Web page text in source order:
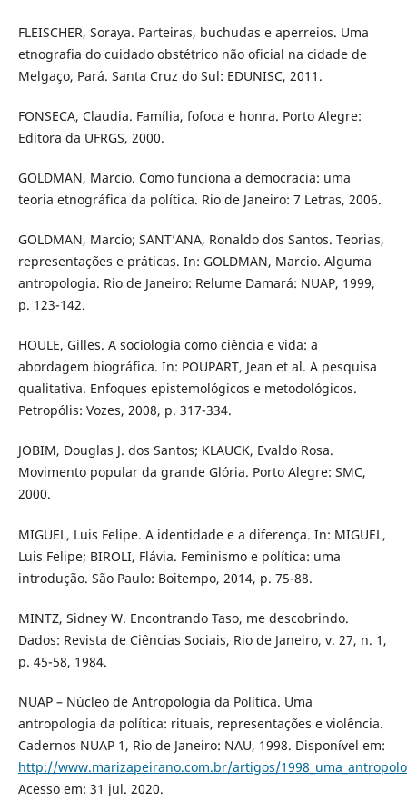
FLEISCHER, Soraya. Parteiras, buchudas e aperreios. Uma
etnografia do cuidado obstétrico não oficial na cidade de
Melgaço, Pará. Santa Cruz do Sul: EDUNISC, 2011.
FONSECA, Claudia. Família, fofoca e honra. Porto Alegre:
Editora da UFRGS, 2000.
GOLDMAN, Marcio. Como funciona a democracia: uma
teoria etnográfica da política. Rio de Janeiro: 7 Letras, 2006.
GOLDMAN, Marcio; SANT’ANA, Ronaldo dos Santos. Teorias,
representações e práticas. In: GOLDMAN, Marcio. Alguma
antropologia. Rio de Janeiro: Relume Damará: NUAP, 1999,
p. 123-142.
HOULE, Gilles. A sociologia como ciência e vida: a
abordagem biográfica. In: POUPART, Jean et al. A pesquisa
qualitativa. Enfoques epistemológicos e metodológicos.
Petropólis: Vozes, 2008, p. 317-334.
JOBIM, Douglas J. dos Santos; KLAUCK, Evaldo Rosa.
Movimento popular da grande Glória. Porto Alegre: SMC,
2000.
MIGUEL, Luis Felipe. A identidade e a diferença. In: MIGUEL,
Luis Felipe; BIROLI, Flávia. Feminismo e política: uma
introdução. São Paulo: Boitempo, 2014, p. 75-88.
MINTZ, Sidney W. Encontrando Taso, me descobrindo.
Dados: Revista de Ciências Sociais, Rio de Janeiro, v. 27, n. 1,
p. 45-58, 1984.
NUAP – Núcleo de Antropologia da Política. Uma
antropologia da política: rituais, representações e violência.
Cadernos NUAP 1, Rio de Janeiro: NAU, 1998. Disponível em:
http://www.marizapeirano.com.br/artigos/
Acesso em: 31 jul. 2020.